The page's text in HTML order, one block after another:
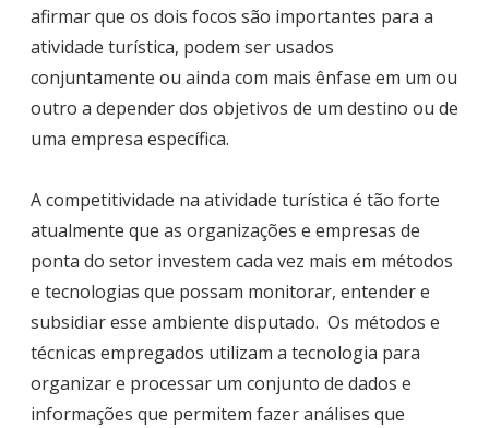
afirmar que os dois focos são importantes para a
atividade turística, podem ser usados
conjuntamente ou ainda com mais ênfase em um ou
outro a depender dos objetivos de um destino ou de
uma empresa específica.
A competitividade na atividade turística é tão forte
atualmente que as organizações e empresas de
ponta do setor investem cada vez mais em métodos
e tecnologias que possam monitorar, entender e
subsidiar esse ambiente disputado. Os métodos e
técnicas empregados utilizam a tecnologia para
organizar e processar um conjunto de dados e
informações que permitem fazer análises que